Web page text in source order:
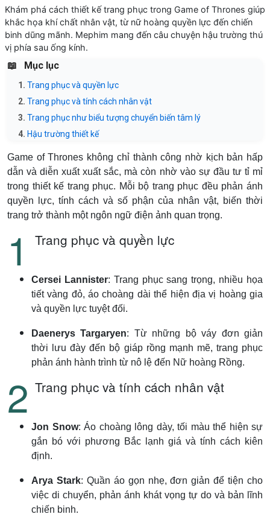
Khám phá cách thiết kế trang phục trong Game of Thrones giúp
khắc họa khí chất nhân vật, từ nữ hoàng quyền lực đến chiến
binh dũng mãnh. Mephim mang đến câu chuyện hậu trường thú
vị phía sau ống kính.
Mục lục
Trang phục và quyền lực
Trang phục và tính cách nhân vật
Trang phục như biểu tượng chuyển biến tâm lý
Hậu trường thiết kế
Game of Thrones không chỉ thành công nhờ kịch bản hấp
dẫn và diễn xuất xuất sắc, mà còn nhờ vào sự đầu tư tỉ mỉ
trong thiết kế trang phục. Mỗi bộ trang phục đều phản ánh
quyền lực, tính cách và số phận của nhân vật, biến thời
trang trở thành một ngôn ngữ điện ảnh quan trọng.
Trang phục và quyền lực
Cersei Lannister: Trang phục sang trọng, nhiều họa
tiết vàng đỏ, áo choàng dài thể hiện địa vị hoàng gia
và quyền lực tuyệt đối.
Daenerys Targaryen: Từ những bộ váy đơn giản
thời lưu đày đến bộ giáp rồng mạnh mẽ, trang phục
phản ánh hành trình từ nô lệ đến Nữ hoàng Rồng.
Trang phục và tính cách nhân vật
Jon Snow: Áo choàng lông dày, tối màu thể hiện sự
gắn bó với phương Bắc lạnh giá và tính cách kiên
định.
Arya Stark: Quần áo gọn nhẹ, đơn giản để tiện cho
việc di chuyển, phản ánh khát vọng tự do và bản lĩnh
chiến binh.